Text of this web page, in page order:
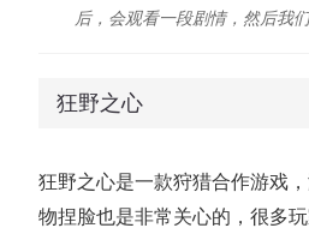
后，会观看一段剧情，然后我
狂野之心
狂野之心是一款狩猎合作游戏
物捏脸也是非常关心的，很多